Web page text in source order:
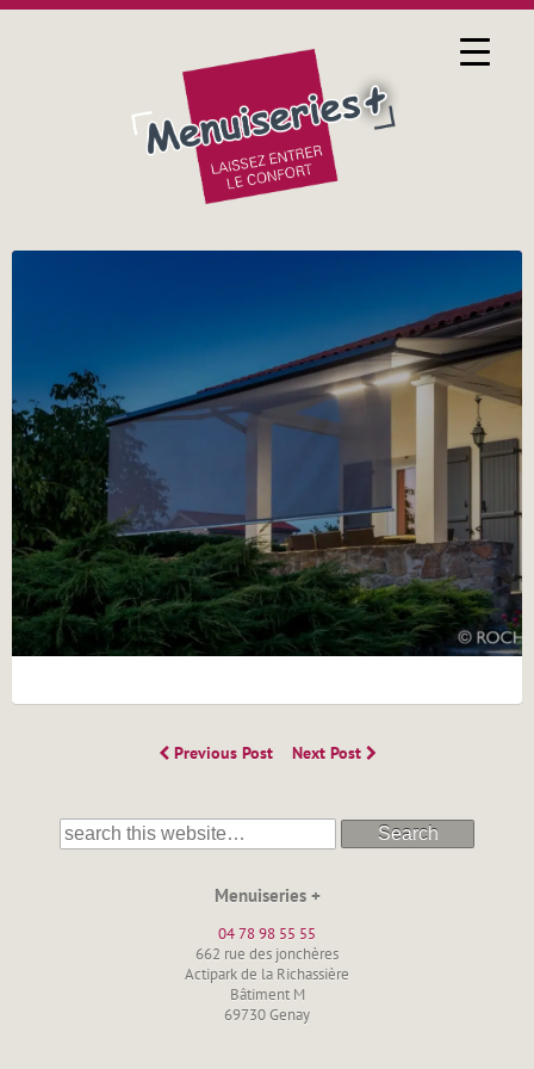
Previous Post Next Post
Search
Menuiseries +
04 78 98 55 55
662 rue des jonchères
Actipark de la Richassière
Bâtiment M
69730 Genay